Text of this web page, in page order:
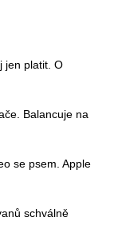
jen platit. O
Balancuje na
se psem. Apple
schválně